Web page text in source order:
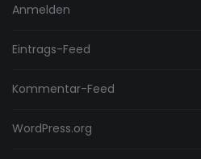
Anmelden
Eintrags-Feed
Kommentar-Feed
WordPress.org